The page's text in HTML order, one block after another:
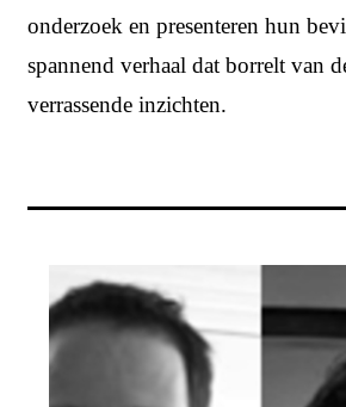
onderzoek en presenteren hun
spannend verhaal dat borrelt van
verrassende inzichten.